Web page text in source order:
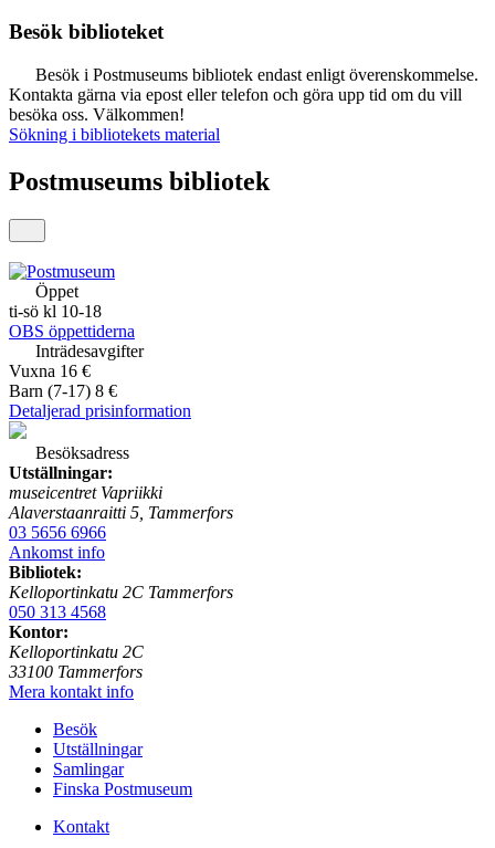
Besök biblioteket
Besök i Postmuseums bibliotek endast enligt överenskommelse.
Kontakta gärna via epost eller telefon och göra upp tid om du vill
besöka oss. Välkommen!
Sökning i bibliotekets material
Postmuseums bibliotek
Öppet
ti-sö kl 10-18
OBS öppettiderna
Inträdesavgifter
Vuxna 16 €
Barn (7-17) 8 €
Detaljerad prisinformation
Besöksadress
Utställningar:
museicentret Vapriikki
Alaverstaanraitti 5, Tammerfors
03 5656 6966
Ankomst info
Bibliotek:
Kelloportinkatu 2C Tammerfors
050 313 4568
Kontor:
Kelloportinkatu 2C
33100 Tammerfors
Mera kontakt info
Besök
Utställningar
Samlingar
Finska Postmuseum
Kontakt